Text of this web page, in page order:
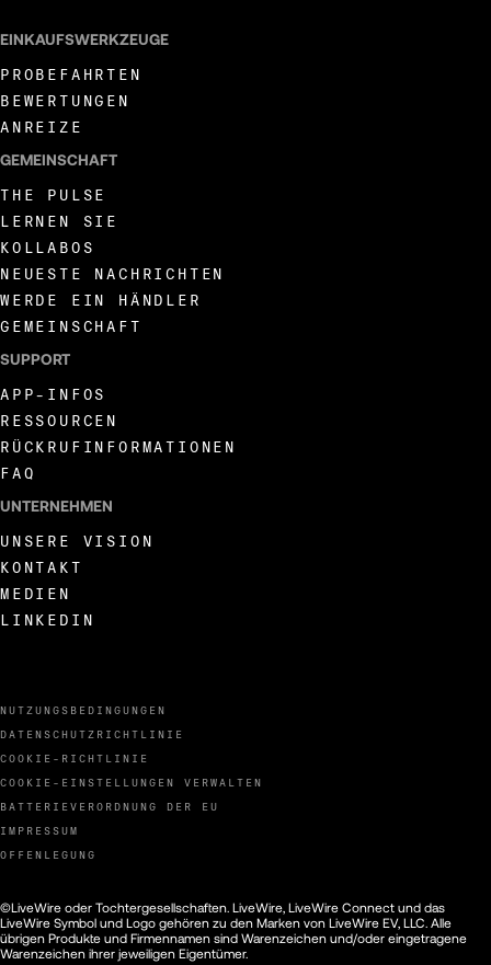
162
163
164
165
166
167
168
169
170
172
173
174
175
NUTZUNGSBEDINGUNGEN
DATENSCHUTZRICHTLINIE
COOKIE-RICHTLINIE
COOKIE-EINSTELLUNGEN VERWALTEN
BATTERIEVERORDNUNG DER EU
IMPRESSUM
OFFENLEGUNG
EINKAUFSWERKZEUGE
PROBEFAHRTEN
BEWERTUNGEN
ANREIZE
GEMEINSCHAFT
THE PULSE
LERNEN SIE
KOLLABOS
NEUESTE NACHRICHTEN
WERDE EIN HÄNDLER
GEMEINSCHAFT
SUPPORT
APP-INFOS
RESSOURCEN
RÜCKRUFINFORMATIONEN
FAQ
UNTERNEHMEN
UNSERE VISION
KONTAKT
MEDIEN
LINKEDIN
©LiveWire oder Tochtergesellschaften. LiveWire, LiveWire Connect und das
LiveWire Symbol und Logo gehören zu den Marken von LiveWire EV, LLC. Alle
übrigen Produkte und Firmennamen sind Warenzeichen und/oder eingetragene
Warenzeichen ihrer jeweiligen Eigentümer.